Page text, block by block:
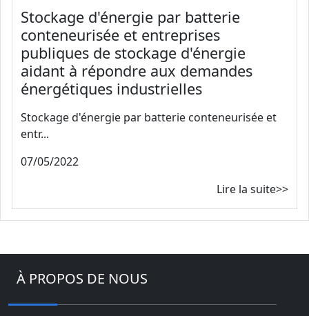
Stockage d'énergie par batterie
conteneurisée et entreprises
publiques de stockage d'énergie
aidant à répondre aux demandes
énergétiques industrielles
Stockage d'énergie par batterie conteneurisée et
entr...
07/05/2022
Lire la suite>>
À PROPOS DE NOUS